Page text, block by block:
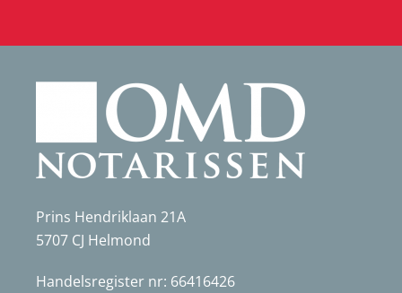
Prins Hendriklaan 21A
5707 CJ Helmond
Handelsregister nr: 66416426